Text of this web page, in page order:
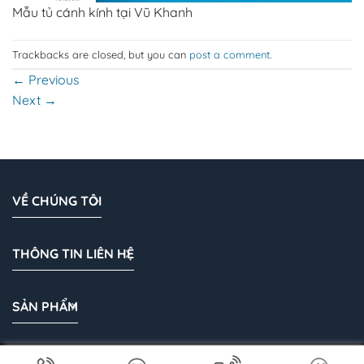
Mẫu tủ cánh kính tại Vũ Khanh
Trackbacks are closed, but you can post a comment.
← Previous
Next →
VỀ CHÚNG TÔI
THÔNG TIN LIÊN HỆ
SẢN PHẨM
Bản quyền 2026 © Cánh Kính Vũ Khanh | Cánh kính tủ áo |